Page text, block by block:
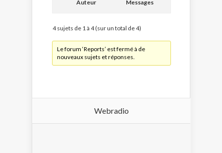
Auteur Messages
4 sujets de 1 à 4 (sur un total de 4)
Le forum ‘Reports’ est fermé à de
nouveaux sujets et réponses.
Webradio